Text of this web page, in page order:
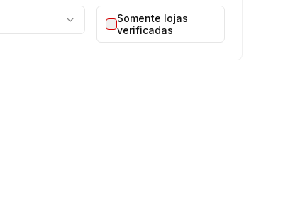
Somente lojas
verificadas